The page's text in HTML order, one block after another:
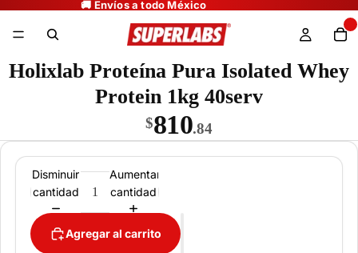
Holixlab Proteína Pura Isolated Whey
Protein 1kg 40serv
$810.84
Disminuir
cantidad
Aumentar
cantidad
Agregar al carrito